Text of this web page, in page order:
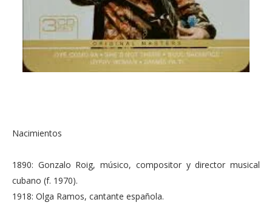
Nacimientos
1890: Gonzalo Roig, músico, compositor y director musical
cubano (f. 1970).
1918: Olga Ramos, cantante española.